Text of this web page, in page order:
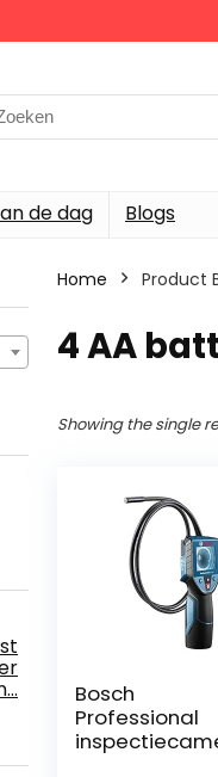
de dag Blogs
Home Product
‎4 AA
Showing the single
Bosch
Professional